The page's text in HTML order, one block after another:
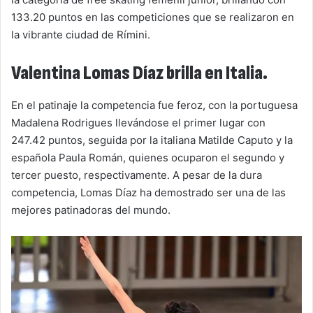
133.20 puntos en las competiciones que se realizaron en
la vibrante ciudad de Rímini.
Valentina Lomas Díaz brilla en Italia.
En el patinaje la competencia fue feroz, con la portuguesa
Madalena Rodrigues llevándose el primer lugar con
247.42 puntos, seguida por la italiana Matilde Caputo y la
española Paula Román, quienes ocuparon el segundo y
tercer puesto, respectivamente. A pesar de la dura
competencia, Lomas Díaz ha demostrado ser una de las
mejores patinadoras del mundo.